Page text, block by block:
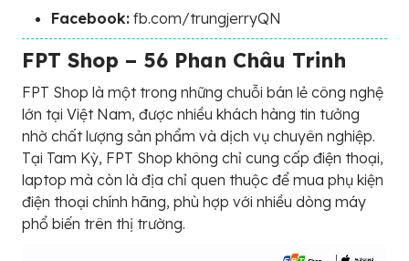
Facebook: fb.com/trungjerryQN
FPT Shop – 56 Phan Châu Trinh
FPT Shop là một trong những chuỗi bán lẻ công nghệ
lớn tại Việt Nam, được nhiều khách hàng tin tưởng
nhờ chất lượng sản phẩm và dịch vụ chuyên nghiệp.
Tại Tam Kỳ, FPT Shop không chỉ cung cấp điện thoại,
laptop mà còn là địa chỉ quen thuộc để mua phụ kiện
điện thoại chính hãng, phù hợp với nhiều dòng máy
phổ biến trên thị trường.